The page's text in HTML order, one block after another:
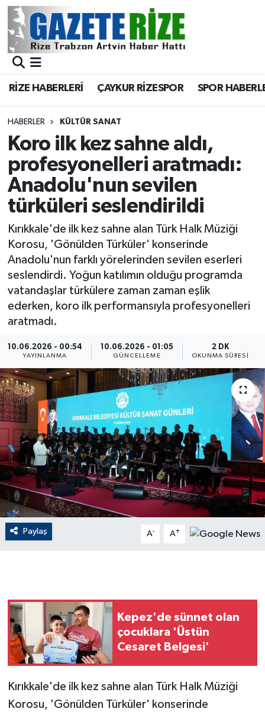
RİZE HABERLERİ ÇAYKUR RİZESPOR SPOR
HABERLER KÜLTÜR SANAT
Koro ilk kez sahne aldı,
profesyonelleri aratmadı:
Anadolu'nun sevilen
türküleri seslendirildi
Kırıkkale'de ilk kez sahne alan Türk Halk Müziği
Korosu, 'Gönülden Türküler' konserinde
Anadolu'nun farklı yörelerinden sevilen eserleri
seslendirdi. Yoğun katılımın olduğu programda
vatandaşlar türkülere zaman zaman eşlik
ederken, koro ilk performansıyla profesyonelleri
aratmadı.
10.06.2026 - 00:54
YAYINLANMA
10.06.2026 - 01:05
GÜNCELLEME
2 DK
OKUNMA SÜRESI
Paylaş A- A+
Kepez'de sünnet olan
çocuklara 'Üstün
Cesaret Belgesi'
Kırıkkale'de ilk kez sahne alan Türk Halk Müziği
Korosu, 'Gönülden Türküler' konserinde
BÖLGEMİZ
Asayiş
Rize Jandarma Komutanlığı
Bilim Teknoloji
Bölge
Advertising news
Canlı Maç
ÇEVRE
Dış Haberler
Dünya
EĞİTİM
EKONOMİ
English News
Finans
Flaş Haber
Gayrimenkul
Güvenlik
HABERDE İNSAN
İş Dünyası
Merkez Nöbetçi Eczaneler
Merkez Trafik Yoğunluk Haritası
Süper Lig Puan Durumu ve Fikstür
Tüm Manşetler
Son Dakika Haberleri
Haber Arşivi